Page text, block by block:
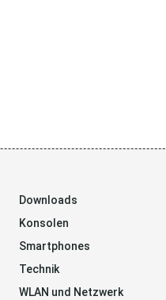
Downloads
Konsolen
Smartphones
Technik
WLAN und Netzwerk